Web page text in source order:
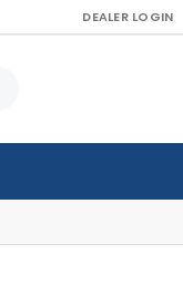
DEALER LOGIN